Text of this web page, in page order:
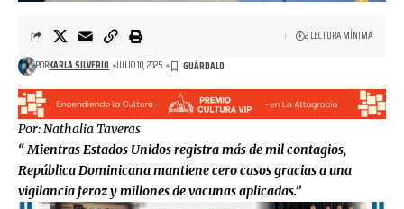
PORKARLA SILVERIO JULIO 10, 2025
2 LECTURA MÍNIMA
Por: Nathalia Taveras
“Mientras Estados Unidos registra más de mil contagios,
República Dominicana mantiene cero casos gracias a una
vigilancia feroz y millones de vacunas aplicadas.”